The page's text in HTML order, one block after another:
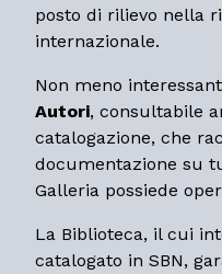
posto di rilievo nella
internazionale.
Non meno
Autori, consultabile
catalogazione, che
documentazione su
Galleria possiede
La Biblioteca, il cui
catalogato in SBN,